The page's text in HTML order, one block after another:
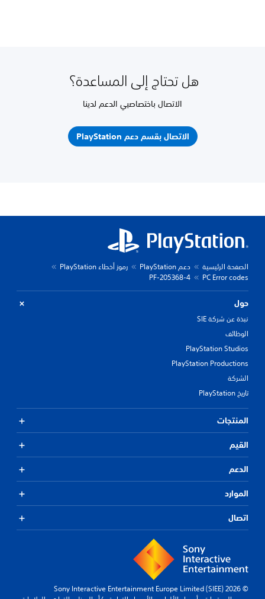
هل تحتاج إلى المساعدة؟
الاتصال باختصاصيي الدعم لدينا
الاتصال بقسم دعم PlayStation
الصفحة الرئيسية دعم PlayStation
رموز أخطاء PlayStation
PC Error codes
PF-205368-4
حول
نبذة عن شركة SIE
الوظائف
PlayStation Studios
PlayStation Productions
الشركة
تاريخ PlayStation
المنتجات
القيم
الدعم
الموارد
اتصال
© 2026 Sony Interactive Entertainment Europe Limited (SIEE)